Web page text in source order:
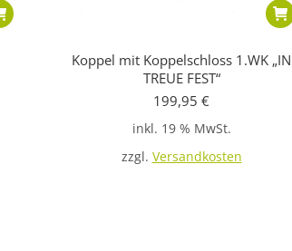
Koppel mit Koppelschloss 1.WK „IN
TREUE FEST“
199,95 €
inkl. 19 % MwSt.
zzgl. Versandkosten